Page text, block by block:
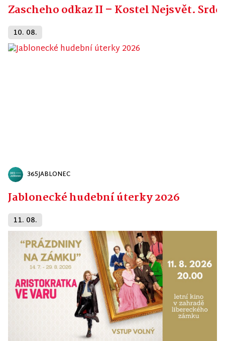
Zascheho odkaz II – Kostel Nejsvět.
10. 08.
365JABLONEC
Jablonecké hudební úterky 2026
11. 08.